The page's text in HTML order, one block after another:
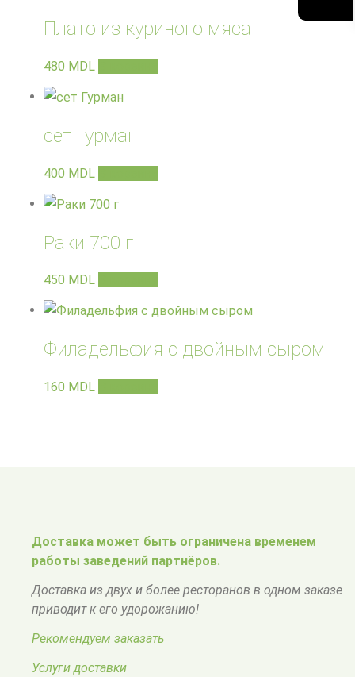
Плато из куриного мяса
480 MDL
сет Гурман
400 MDL
Раки 700 г
450 MDL
Филадельфия с двойным сыром
160 MDL
Доставка может быть ограничена временем
работы заведений партнёров.
Доставка из двух и более ресторанов в одном заказе
приводит к его удорожанию!
Рекомендуем заказать
Услуги доставки